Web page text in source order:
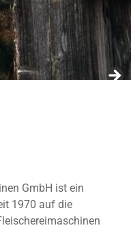
GmbH ist ein
1970 auf die